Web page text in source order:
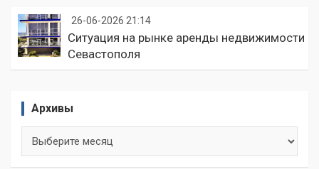
26-06-2026 21:14
Ситуация на рынке аренды недвижимости
Севастополя
Архивы